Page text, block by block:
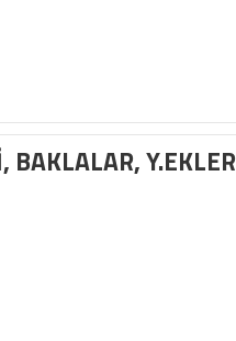
BAKLALAR, Y.EKLER